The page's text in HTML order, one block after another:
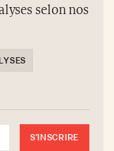
selon nos
S'INSCRIRE